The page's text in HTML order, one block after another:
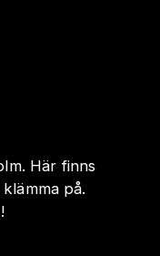
Här finns
på.